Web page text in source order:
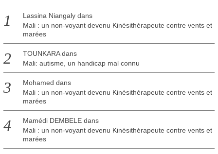
Lassina Niangalydans
Mali : un non-voyant devenu Kinésithérapeute contre vents et
marées
TOUNKARAdans
Mali: autisme, un handicap mal connu
Mohamed dans
Mali : un non-voyant devenu Kinésithérapeute contre vents et
marées
Mamédi DEMBELEdans
Mali : un non-voyant devenu Kinésithérapeute contre vents et
marées